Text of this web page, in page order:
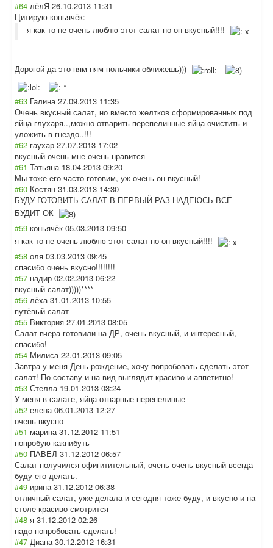
#64 лёлЯ 26.10.2013 11:31
Цитирую коньячёк:
я как то не очень люблю этот салат но он вкусный!!!!
Дорогой да это ням ням польчики оближешь)))
#63 Галина 27.09.2013 11:35
Очень вкусный салат, но вместо желтков сформированных под
яйца глухаря..,можно отварить перепелинные яйца очистить и
уложить в гнездо..!!!
#62 гаухар 27.07.2013 17:02
вкусный очень мне очень нравится
#61 Татьяна 18.04.2013 09:20
Мы тоже его часто готовим, уж очень он вкусный!
#60 Костян 31.03.2013 14:30
БУДУ ГОТОВИТЬ САЛАТ В ПЕРВЫЙ РАЗ НАДЕЮСЬ ВСЁ
БУДИТ ОК
#59 коньячёк 05.03.2013 09:50
я как то не очень люблю этот салат но он вкусный!!!!
#58 оля 03.03.2013 09:45
спасибо очень вкусно!!!!!!!!
#57 надир 02.02.2013 06:22
вкусный салат)))))****
#56 лёха 31.01.2013 10:55
путёвый салат
#55 Виктория 27.01.2013 08:05
Салат вчера готовили на ДР, очень вкусный, и интересный,
спасибо!
#54 Милиса 22.01.2013 09:05
Завтра у меня День рождение, хочу попробовать сделать этот
салат! По составу и на вид выглядит красиво и аппетитно!
#53 Стелла 19.01.2013 03:24
У меня в салате, яйца отварные перепелиные
#52 елена 06.01.2013 12:27
очень вкусно
#51 марина 31.12.2012 11:51
попробую какнибуть
#50 ПАВЕЛ 31.12.2012 06:57
Салат получился офигитительный, очень-очень вкусный всегда
буду его делать.
#49 ирина 31.12.2012 06:38
отличный салат, уже делала и сегодня тоже буду, и вкусно и на
столе красиво смотрится
#48 я 31.12.2012 02:26
надо попробовать сделать!
#47 Диана 30.12.2012 16:31